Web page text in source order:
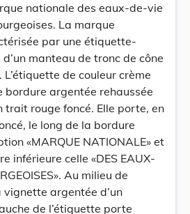
nationale des eaux-de-vie
La marque
par une étiquette-
manteau de tronc de cône
de couleur crème
bordure argentée rehaussée
trait rouge foncé. Elle porte, en
le long de la bordure
«MARQUE NATIONALE» et
inférieure celle «DES EAUX-
Au milieu de
vignette argentée d’un
de l’étiquette porte